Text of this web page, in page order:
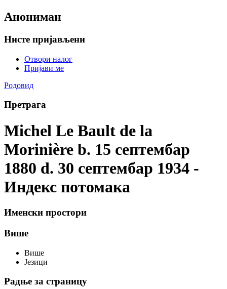
Анониман
Нисте пријављени
Отвори налог
Пријави ме
Родовид
Претрага
Michel Le Bault de la
Morinière b. 15 септембар
1880 d. 30 септембар 1934 -
Индекс потомака
Именски простори
Више
Више
Језици
Радње за страницу